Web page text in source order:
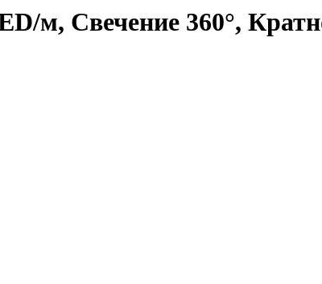
м, Свечение 360°,